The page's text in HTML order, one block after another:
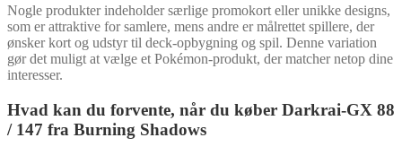
Nogle produkter indeholder særlige promokort eller unikke designs,
som er attraktive for samlere, mens andre er målrettet spillere, der
ønsker kort og udstyr til deck-opbygning og spil. Denne variation
gør det muligt at vælge et Pokémon-produkt, der matcher netop dine
interesser.
Hvad kan du forvente, når du køber Darkrai-GX 88
/ 147 fra Burning Shadows